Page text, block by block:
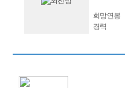
희망연봉
경력